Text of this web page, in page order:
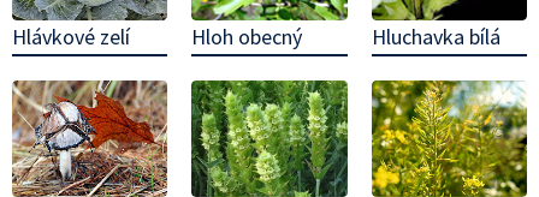
Hlávkové zelí Hloh obecný Hluchavka bílá